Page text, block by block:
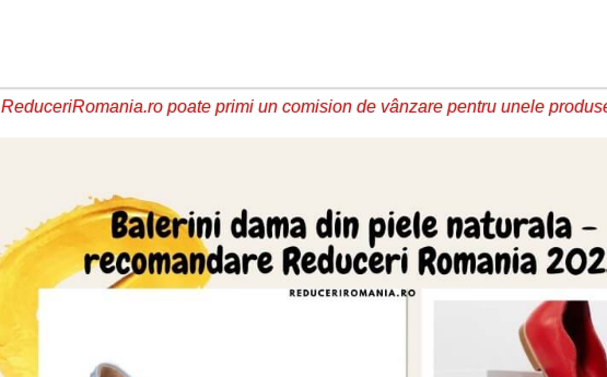
ReduceriRomania.ro poate primi un comision de vânzare pentru unele